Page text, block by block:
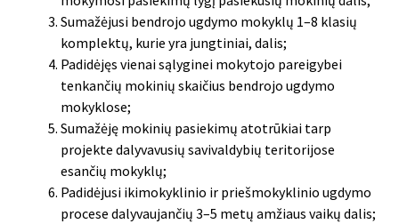
Sumažėjusi bendrojo ugdymo mokyklų 1–8 klasių
komplektų, kurie yra jungtiniai, dalis;
Padidėjęs vienai sąlyginei mokytojo pareigybei
tenkančių mokinių skaičius bendrojo ugdymo
mokyklose;
Sumažėję mokinių pasiekimų atotrūkiai tarp
projekte dalyvavusių savivaldybių teritorijose
esančių mokyklų;
Padidėjusi ikimokyklinio ir priešmokyklinio ugdymo
procese dalyvaujančių 3–5 metų amžiaus vaikų dalis;